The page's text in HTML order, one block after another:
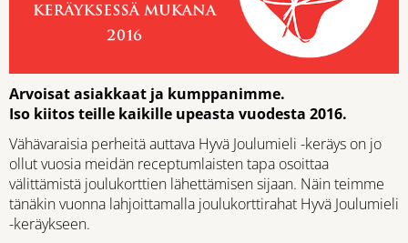
Arvoisat asiakkaat ja kumppanimme.
Iso kiitos teille kaikille upeasta vuodesta 2016.
Vähävaraisia perheitä auttava Hyvä Joulumieli -keräys on jo
ollut vuosia meidän receptumlaisten tapa osoittaa
välittämistä joulukorttien lähettämisen sijaan. Näin teimme
tänäkin vuonna lahjoittamalla joulukorttirahat Hyvä Joulumieli
-keräykseen.